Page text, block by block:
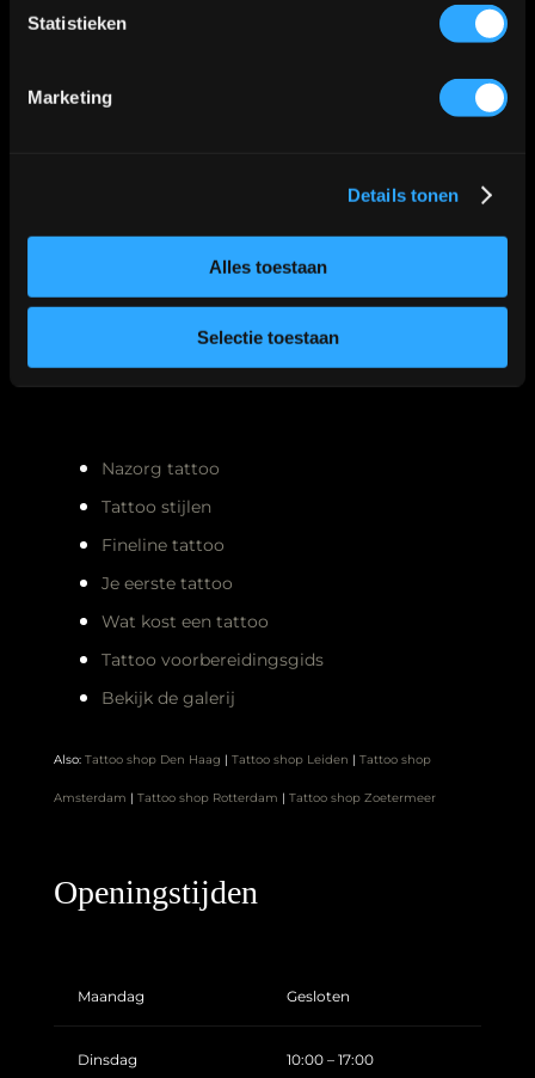
Statistieken
Marketing
Details tonen
Alles toestaan
Selectie toestaan
Meest gelezen
Nazorg tattoo
Tattoo stijlen
Fineline tattoo
Je eerste tattoo
Wat kost een tattoo
Tattoo voorbereidingsgids
Bekijk de galerij
Also: Tattoo shop Den Haag | Tattoo shop Leiden | Tattoo shop
Amsterdam | Tattoo shop Rotterdam | Tattoo shop Zoetermeer
Openingstijden
Maandag Gesloten
Dinsdag 10:00 – 17:00